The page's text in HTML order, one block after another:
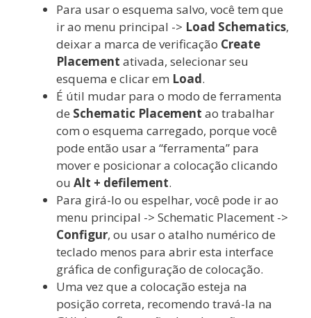
Para usar o esquema salvo, você tem que
ir ao menu principal -> Load Schematics,
deixar a marca de verificação Create
Placement ativada, selecionar seu
esquema e clicar em Load.
É útil mudar para o modo de ferramenta
de Schematic Placement ao trabalhar
com o esquema carregado, porque você
pode então usar a “ferramenta” para
mover e posicionar a colocação clicando
ou Alt + defilement.
Para girá-lo ou espelhar, você pode ir ao
menu principal -> Schematic Placement ->
Configur, ou usar o atalho numérico de
teclado menos para abrir esta interface
gráfica de configuração de colocação.
Uma vez que a colocação esteja na
posição correta, recomendo travá-la na